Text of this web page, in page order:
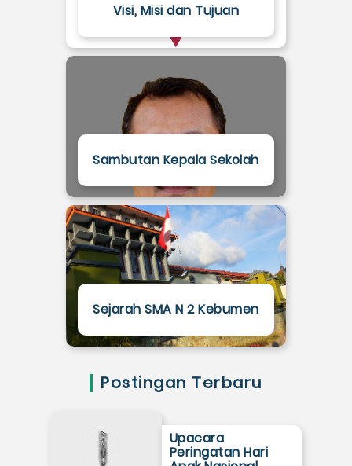
Visi, Misi dan Tujuan
Sambutan Kepala Sekolah
Sejarah SMA N 2 Kebumen
Postingan Terbaru
Upacara
Peringatan Hari